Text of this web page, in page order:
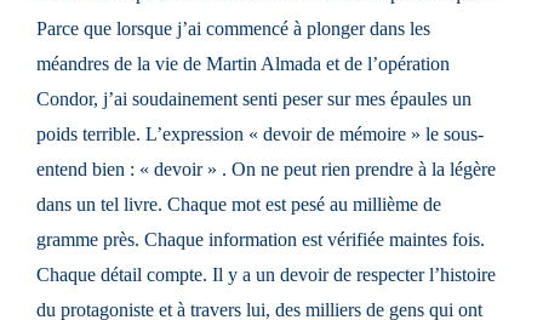
Parce que lorsque j’ai commencé à plonger dans les
méandres de la vie de Martin Almada et de l’opération
Condor, j’ai soudainement senti peser sur mes épaules un
poids terrible. L’expression « devoir de mémoire » le sous-
entend bien : « devoir » . On ne peut rien prendre à la légère
dans un tel livre. Chaque mot est pesé au millième de
gramme près. Chaque information est vérifiée maintes fois.
Chaque détail compte. Il y a un devoir de respecter l’histoire
du protagoniste et à travers lui, des milliers de gens qui ont